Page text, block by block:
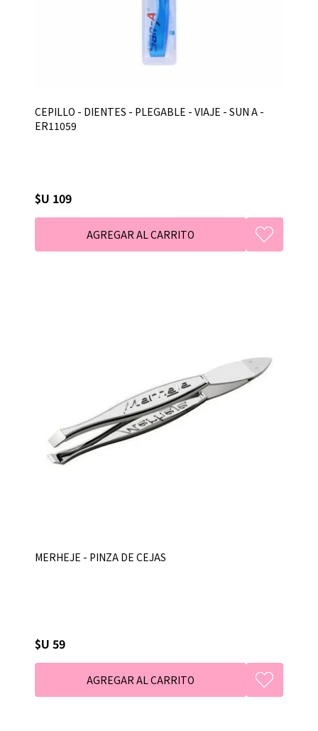
CEPILLO - DIENTES - PLEGABLE - VIAJE - SUN A -
ER11059
$U 109
MERHEJE - PINZA DE CEJAS
$U 59